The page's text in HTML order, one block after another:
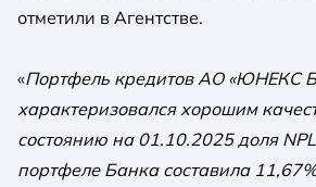
отметили в Агентстве.
«Портфель кредитов АО «ЮНЕКС
характеризовался хорошим
состоянию на 01.10.2025 доля
портфеле Банка составила